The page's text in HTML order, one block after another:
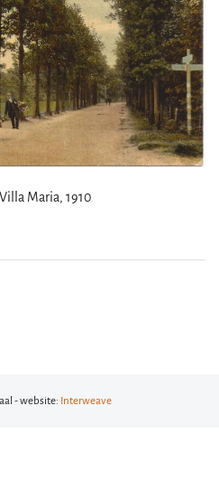
Maria, 1910
- website: Interweave